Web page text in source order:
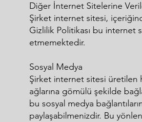
Diğer İnternet Sitelerine
Şirket internet sitesi,
Gizlilik Politikası bu
etmemektedir.
Sosyal Medya
Şirket internet sitesi üretilen
ağlarına gömülü şekilde
bu sosyal medya
paylaşabilmenizdir. Bu